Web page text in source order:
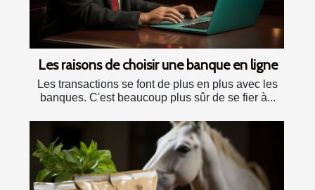
Les raisons de choisir une banque en ligne
Les transactions se font de plus en plus avec les
banques. C'est beaucoup plus sûr de se fier à...